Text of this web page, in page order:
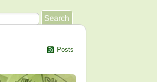
Posts